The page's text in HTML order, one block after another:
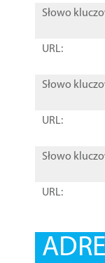
Słowo
URL:
Słowo
URL:
Słowo
URL: